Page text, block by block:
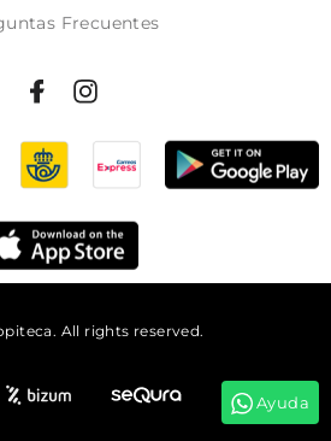
martes!
Frecuentes
All rights reserved.
Ayuda